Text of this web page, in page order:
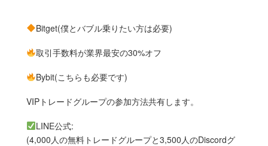
Bitget(僕とバブル乗りたい方は必要)
取引手数料が業界最安の30%オフ
Bybit(こちらも必要です)
VIPトレードグループの参加方法共有します。
LINE公式:
(4,000人の無料トレードグループと3,500人のDiscordグ